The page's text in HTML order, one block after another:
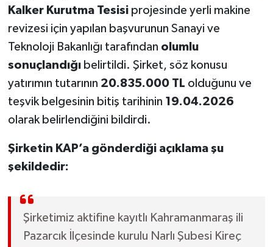
Kalker Kurutma Tesisiprojesinde yerli makine
revizesi için yapılan başvurunun Sanayi ve
Teknoloji Bakanlığı tarafından olumlu
sonuçlandığıbelirtildi. Şirket, söz konusu
yatırımın tutarının 20.835.000 TL olduğunu ve
teşvik belgesinin bitiş tarihinin 19.04.2026
olarak belirlendiğini bildirdi.
Şirketin KAP’a gönderdiği açıklama şu
şekildedir:
Şirketimiz aktifine kayıtlı Kahramanmaraş ili
Pazarcık İlçesinde kurulu Narlı Şubesi Kireç